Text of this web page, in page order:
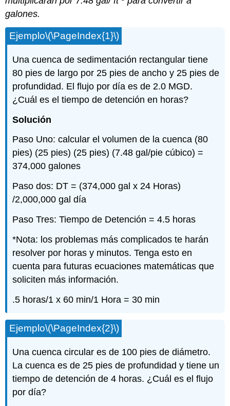
galones.
Ejemplo\(\PageIndex{1}\)
Una cuenca de sedimentación rectangular tiene
80 pies de largo por 25 pies de ancho y 25 pies de
profundidad. El flujo por día es de 2.0 MGD.
¿Cuál es el tiempo de detención en horas?
Solución
Paso Uno: calcular el volumen de la cuenca (80
pies) (25 pies) (25 pies) (7.48 gal/pie cúbico) =
374,000 galones
Paso dos: DT = (374,000 gal x 24 Horas)
/2,000,000 gal día
Paso Tres: Tiempo de Detención = 4.5 horas
*Nota: los problemas más complicados te harán
resolver por horas y minutos. Tenga esto en
cuenta para futuras ecuaciones matemáticas que
soliciten más información.
.5 horas/1 x 60 min/1 Hora = 30 min
Ejemplo\(\PageIndex{2}\)
Una cuenca circular es de 100 pies de diámetro.
La cuenca es de 25 pies de profundidad y tiene un
tiempo de detención de 4 horas. ¿Cuál es el flujo
por día?